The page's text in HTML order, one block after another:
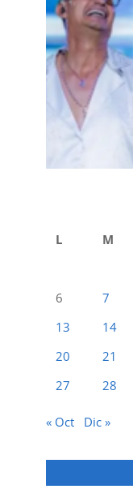
L
M
6
7
13
14
20
21
27
28
« Oct Dic »